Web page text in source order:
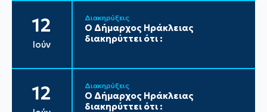
12
Ιούν
Διακηρύξεις
Ο Δήμαρχος Ηράκλειας
διακηρύττει ότι :
12 Διακηρύξεις
Ο Δήμαρχος Ηράκλειας
διακηρύττει ότι :